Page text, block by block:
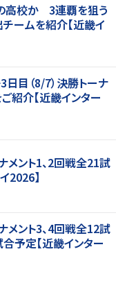
高校か 3連覇を狙う
ームを紹介【近畿イ
目（8/7）決勝トーナ
紹介【近畿インター
メント1、2回戦全21試
2026】
メント3、4回戦全12試
予定【近畿インター